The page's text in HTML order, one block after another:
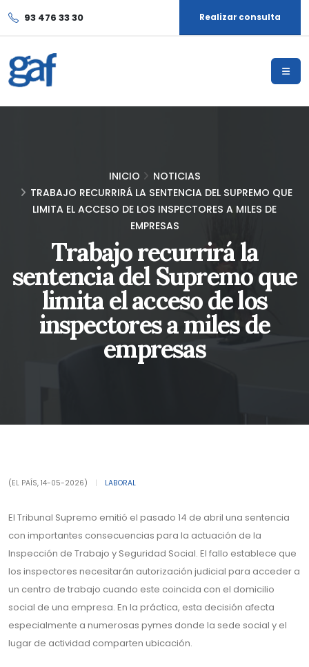
93 476 33 30 Realizar consulta
INICIO
NOTICIAS
TRABAJO RECURRIRÁ LA SENTENCIA DEL SUPREMO QUE
LIMITA EL ACCESO DE LOS INSPECTORES A MILES DE
EMPRESAS
Trabajo recurrirá la
sentencia del Supremo que
limita el acceso de los
inspectores a miles de
empresas
(EL PAÍS, 14-05-2026) LABORAL
El Tribunal Supremo emitió el pasado 14 de abril una sentencia
con importantes consecuencias para la actuación de la
Inspección de Trabajo y Seguridad Social. El fallo establece que
los inspectores necesitarán autorización judicial para acceder a
un centro de trabajo cuando este coincida con el domicilio
social de una empresa. En la práctica, esta decisión afecta
especialmente a numerosas pymes donde la sede social y el
lugar de actividad comparten ubicación.